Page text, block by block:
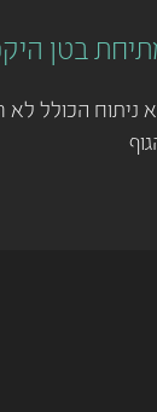
בטן
ניתוח הכולל